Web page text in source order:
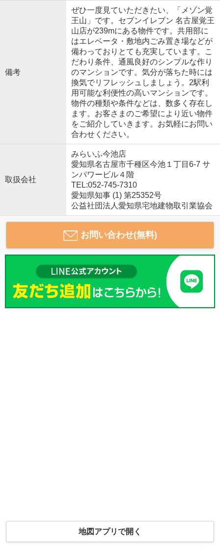
備考
ぜひ一度見ていただきたい、「メゾン覚
王山」です。セブンイレブン 名古屋覚王
山店が239mにある物件です。共用部に
はエレベータ・敷地内ごみ置き場などが
備わっておりとても充実しています。こ
だわり条件、通風良好のシンプルな作り
のマンションです。気分が落ちた時には
換気でリフレッシュしましょう。2駅利
用可能な利便性の高いマンションです。
物件の種類や条件などは、数多く存在し
ます。お客さまのご希望により近い物件
をご紹介していきます。お気軽にお問い
合わせください。
取扱会社
みらいふ今池店
愛知県名古屋市千種区今池１丁目6-7 サ
ンパワービル４階
TEL:052-745-7310
愛知県知事 (1) 第25352号
公益社団法人愛知県宅地建物取引業協会
お問い合わせ(無料)
地図アプリで開く